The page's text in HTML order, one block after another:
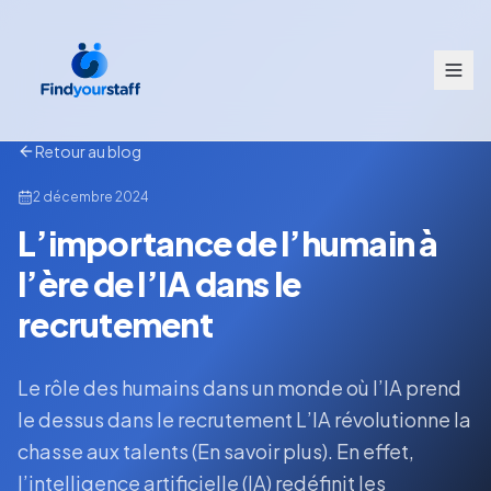
Retour au blog
2 décembre 2024
L’importance de l’humain à
l’ère de l’IA dans le
recrutement
Le rôle des humains dans un monde où l’IA prend
le dessus dans le recrutement L’IA révolutionne la
chasse aux talents (En savoir plus). En effet,
l’intelligence artificielle (IA) redéfinit les